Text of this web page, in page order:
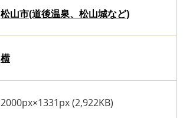
松山市(道後温泉、松山城など)
横
2000px×1331px (2,922KB)